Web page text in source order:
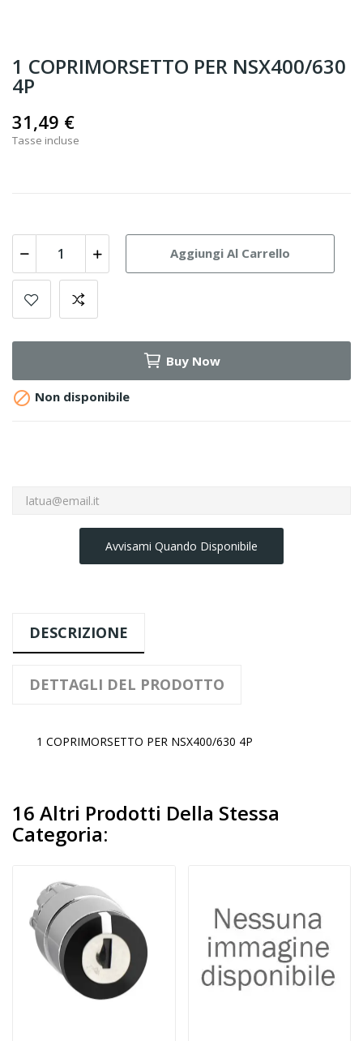
1 COPRIMORSETTO PER NSX400/630
4P
31,49 €
Tasse incluse
Aggiungi Al Carrello
Buy Now
 Non disponibile
Avvisami Quando Disponibile
DESCRIZIONE
DETTAGLI DEL PRODOTTO
1 COPRIMORSETTO PER NSX400/630 4P
16 Altri Prodotti Della Stessa
Categoria: